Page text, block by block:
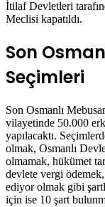
İtilaf Devletleri
Meclisi kapatıldı.
Son
Seçimleri
Son Osmanlı
vilayetinde 50.000
yapılacaktı.
olmak, Osmanlı
olmamak, hükümet
devlete vergi
ediyor olmak gibi
için ise 10 şart